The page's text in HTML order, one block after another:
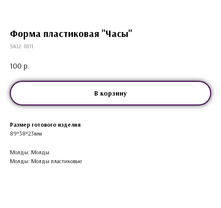
Форма пластиковая "Часы"
SKU: 1811
100 р.
В корзину
Размер готового изделия
89*38*23мм
Молды: Молды
Молды: Молды пластиковые